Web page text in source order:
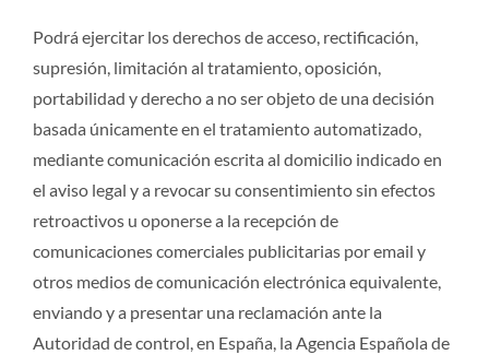
Podrá ejercitar los derechos de acceso, rectificación,
supresión, limitación al tratamiento, oposición,
portabilidad y derecho a no ser objeto de una decisión
basada únicamente en el tratamiento automatizado,
mediante comunicación escrita al domicilio indicado en
el aviso legal y a revocar su consentimiento sin efectos
retroactivos u oponerse a la recepción de
comunicaciones comerciales publicitarias por email y
otros medios de comunicación electrónica equivalente,
enviando y a presentar una reclamación ante la
Autoridad de control, en España, la Agencia Española de